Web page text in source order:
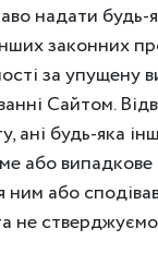
надати будь-
законних
за упущену
Сайтом.
ані будь-яка
або
ним або
не